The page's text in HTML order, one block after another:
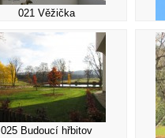
021 Věžička
025 Budoucí hřbitov